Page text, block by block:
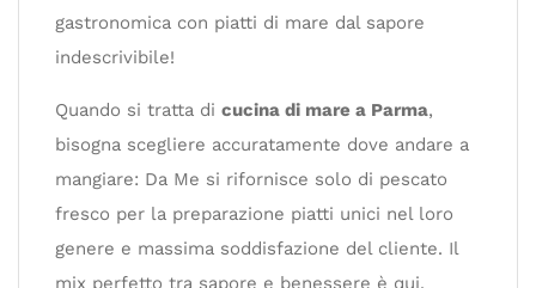
gastronomica con piatti di mare dal sapore
indescrivibile!
Quando si tratta di cucina di mare a Parma,
bisogna scegliere accuratamente dove andare a
mangiare: Da Me si rifornisce solo di pescato
fresco per la preparazione piatti unici nel loro
genere e massima soddisfazione del cliente. Il
mix perfetto tra sapore e benessere è qui.